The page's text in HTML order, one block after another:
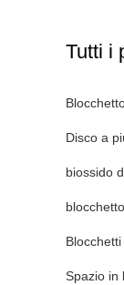
Tutti i
biossido